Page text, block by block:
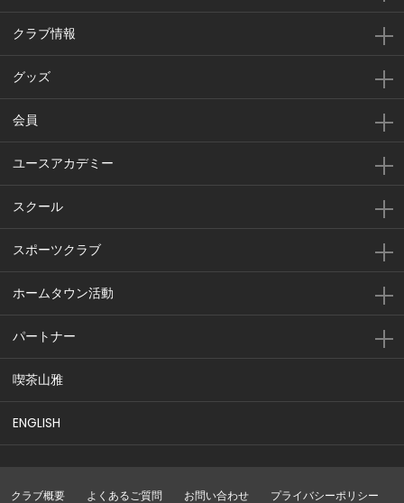
クラブ情報
グッズ
会員
ユースアカデミー
スクール
スポーツクラブ
ホームタウン活動
パートナー
喫茶山雅
ENGLISH
クラブ概要 よくあるご質問 お問い合わせ プライバシーポリシー